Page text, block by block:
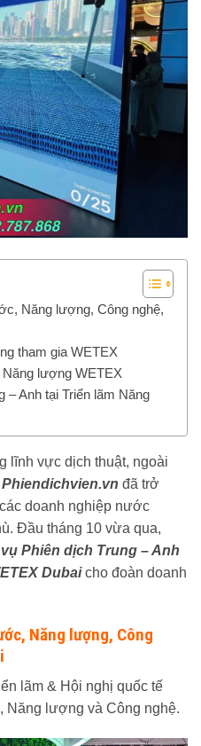
Năng lượng, Công nghệ,
tham gia WETEX
lượng WETEX
– Anh tại Triển lãm Năng
lĩnh vực dịch thuật, ngoài
Phiendichvien.vn đã trở
doanh nghiệp nước
Đầu tháng 10 vừa qua,
Phiên dịch Trung – Anh
Dubaicho đoàn doanh
Năng lượng, Công
lãm & Hội nghị quốc tế
lượng và Công nghệ.